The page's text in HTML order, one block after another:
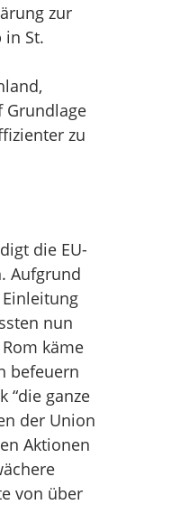
zur
in St.
Grundlage
zu
die EU-
Aufgrund
nun
käme
befeuern
“die ganze
der Union
Aktionen
von über